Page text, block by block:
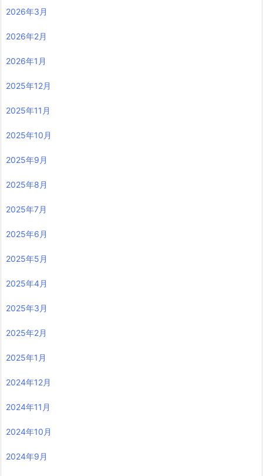
2026年3月
2026年2月
2026年1月
2025年12月
2025年11月
2025年10月
2025年9月
2025年8月
2025年7月
2025年6月
2025年5月
2025年4月
2025年3月
2025年2月
2025年1月
2024年12月
2024年11月
2024年10月
2024年9月